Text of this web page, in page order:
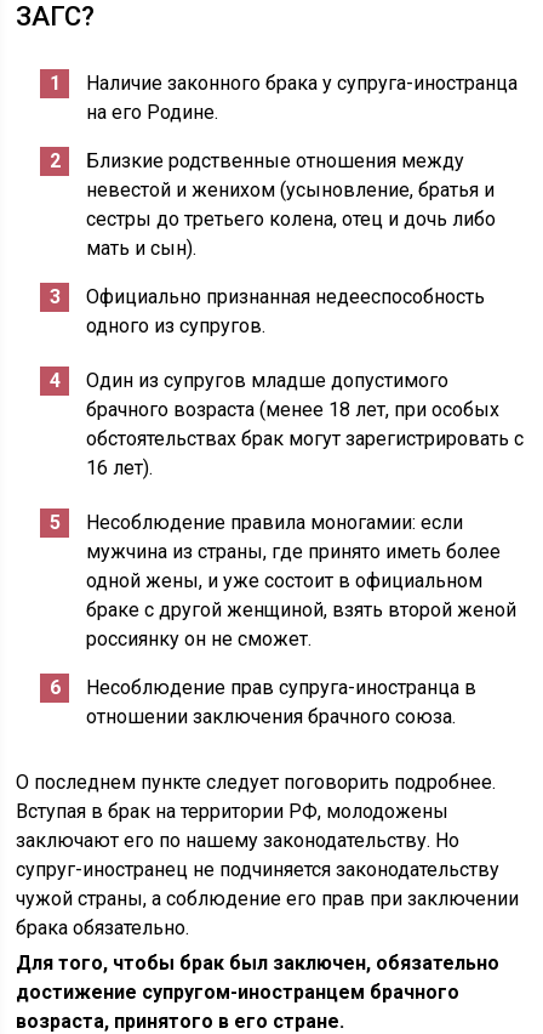
ЗАГС?
Наличие законного брака у супруга-иностранца
на его Родине.
Близкие родственные отношения между
невестой и женихом (усыновление, братья и
сестры до третьего колена, отец и дочь либо
мать и сын).
Официально признанная недееспособность
одного из супругов.
Один из супругов младше допустимого
брачного возраста (менее 18 лет, при особых
обстоятельствах брак могут зарегистрировать с
16 лет).
Несоблюдение правила моногамии: если
мужчина из страны, где принято иметь более
одной жены, и уже состоит в официальном
браке с другой женщиной, взять второй женой
россиянку он не сможет.
Несоблюдение прав супруга-иностранца в
отношении заключения брачного союза.
О последнем пункте следует поговорить подробнее.
Вступая в брак на территории РФ, молодожены
заключают его по нашему законодательству. Но
супруг-иностранец не подчиняется законодательству
чужой страны, а соблюдение его прав при заключении
брака обязательно.
Для того, чтобы брак был заключен, обязательно
достижение супругом-иностранцем брачного
возраста, принятого в его стране.